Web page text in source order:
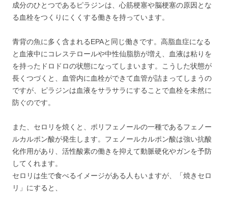
成分のひとつであるピラジンは、心筋梗塞や脳梗塞の原因とな
る血栓をつくりにくくする働きを持っています。
青背の魚に多く含まれるEPAと同じ働きです。高脂血症になる
と血液中にコレステロールや中性仙脂肪が増え、血液は粘りを
を持ったドロドロの状態になってしまいます。こうした状態が
長くつづくと、血管内に血栓ができて血管が詰まってしまうの
ですが、ピラジンは血液をサラサラにすることで血栓を未然に
防ぐのです。
また、セロリを焼くと、ポリフェノールの一種であるフェノー
ルカルポン酸が発生します。フェノールカルポン酸は強い抗酸
化作用があり、活性酸素の働きを抑えて動脈硬化やガンを予防
してくれます。
セロリは生で食べるイメージがある人もいますが、「焼きセロ
リ」にすると、